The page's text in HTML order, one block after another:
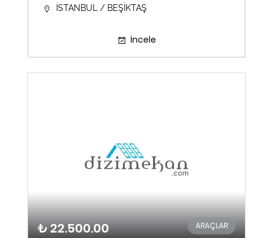
İSTANBUL / BEŞİKTAŞ
İncele
₺ 22.500.00 ARAÇLAR